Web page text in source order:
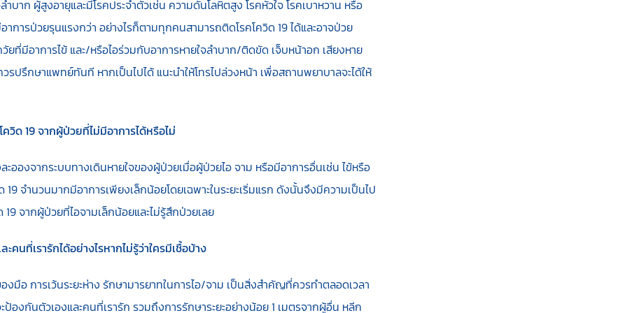
ำบาก ผู้สูงอายุและมีโรคประจำตัวเช่น ความดันโลหิตสูง โรคหัวใจ โรคเบาหวาน หรือ
าการป่วยรุนแรงกว่า อย่างไรก็ตามทุกคนสามารถติดโรคโควิด 19 ได้และอาจป่วย
ที่มีอาการไข้ และ/หรือไอร่วมกับอาการหายใจลำบาก/ติดขัด เจ็บหน้าอก เสียงหาย
วรปรึกษาแพทย์ทันที หากเป็นไปได้ แนะนำให้โทรไปล่วงหน้า เพื่อสถานพยาบาลจะได้ให้
ควิด19 จากผู้ป่วยที่ไม่มีอาการได้หรือไม่
ะอองจากระบบทางเดินหายใจของผู้ป่วยเมื่อผู้ป่วยไอ จาม หรือมีอาการอื่นเช่น ไข้หรือ
จำนวนมากมีอาการเพียงเล็กน้อยโดยเฉพาะในระยะเริ่มแรก ดังนั้นจึงมีความเป็นไป
19 จากผู้ป่วยที่ไอจามเล็กน้อยและไม่รู้สึกป่วยเลย
ะคนที่เรารักได้อย่างไรหากไม่รู้ว่าใครมีเชื้อบ้าง
มือ การเว้นระยะห่าง รักษามารยาทในการไอ/จาม เป็นสิ่งสำคัญที่ควรทำตลอดเวลา
องกันตัวเองและคนที่เรารัก รวมถึงการรักษาระยะอย่างน้อย 1 เมตรจากผู้อื่น หลีก